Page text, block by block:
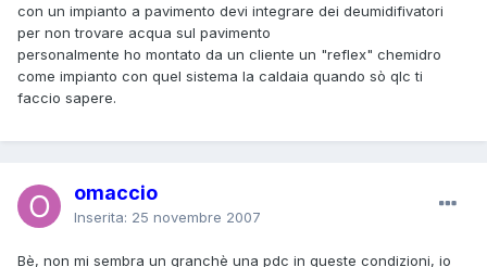
con un impianto a pavimento devi integrare dei deumidifivatori
per non trovare acqua sul pavimento
personalmente ho montato da un cliente un "reflex" chemidro
come impianto con quel sistema la caldaia quando sò qlc ti
faccio sapere.
omaccio
Inserita: 25 novembre 2007
Bè, non mi sembra un granchè una pdc in queste condizioni, io